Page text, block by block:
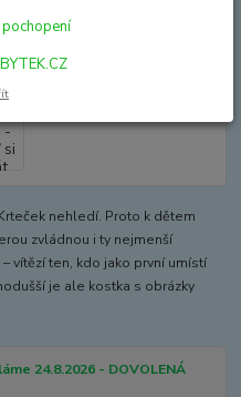
hrát
nehledí. Proto k dětem
zvládnou i ty nejmenší
vítězí ten, kdo jako první umístí
je ale kostka s obrázky
24.8.2026 - DOVOLENÁ